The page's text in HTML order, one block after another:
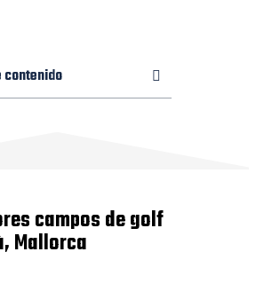
contenido
campos de golf
Mallorca